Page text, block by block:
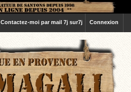
Connexion
Contactez-moi par mail 7j sur7j